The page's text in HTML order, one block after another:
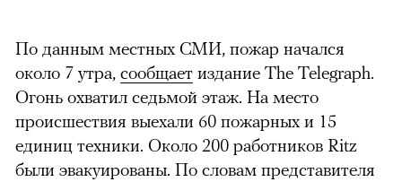
По данным местных СМИ, пожар начался
около 7 утра, сообщает издание The Telegraph.
Огонь охватил седьмой этаж. На место
происшествия выехали 60 пожарных и 15
единиц техники. Около 200 работников Ritz
были эвакуированы. По словам представителя